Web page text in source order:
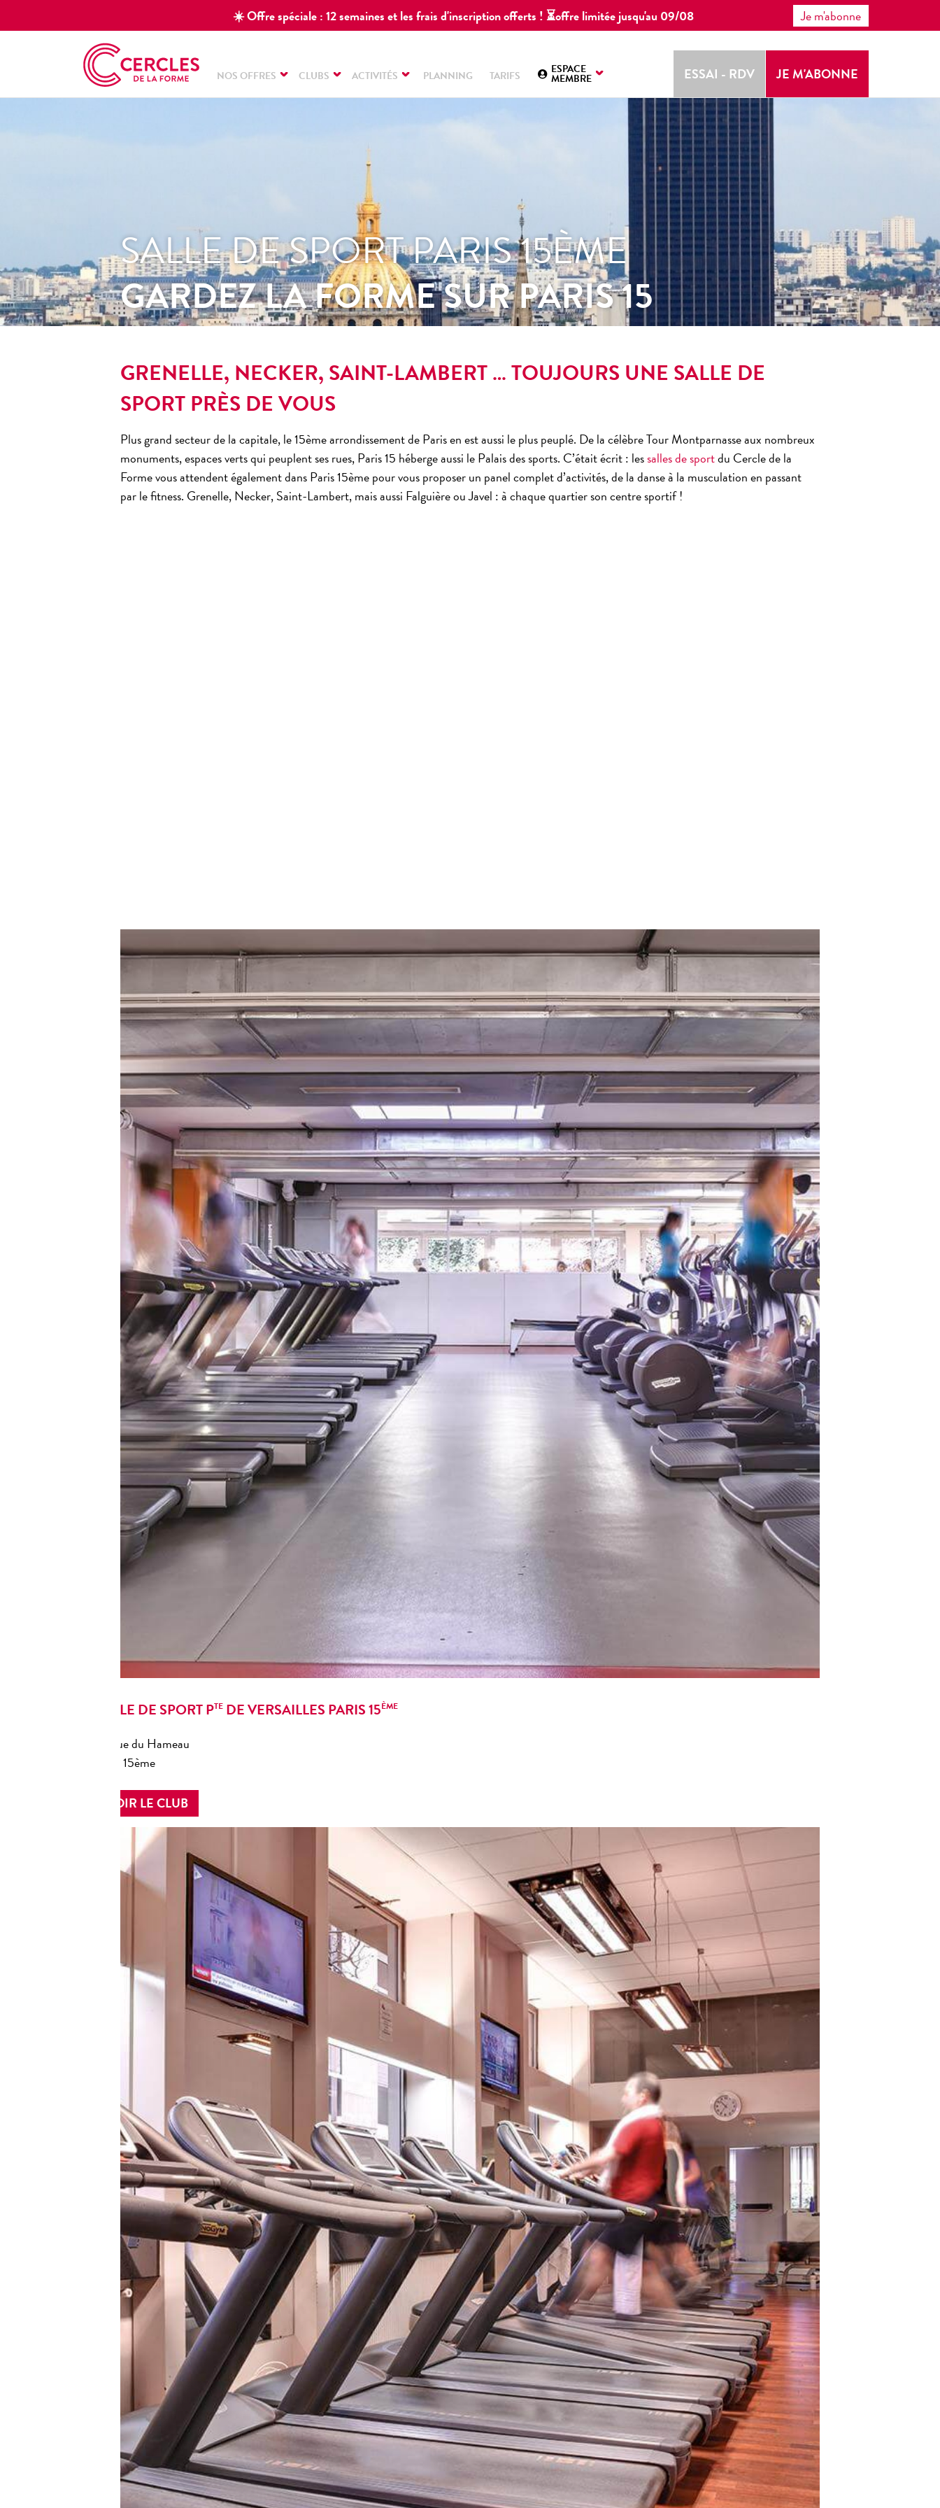
☀️ Offre spéciale : 12 semaines et les frais d'inscription offerts ! ⏳offre limitée jusqu'au 09/08 Je m'abonne
NOS OFFRES CLUBS ACTIVITÉS PLANNING TARIFS ESPACE
MEMBRE ESSAI - RDV JE M'ABONNE
SALLE DE SPORT PARIS 15ÈME
GARDEZ LA FORME SUR PARIS 15
GRENELLE, NECKER, SAINT-LAMBERT … TOUJOURS UNE SALLE DE
SPORT PRÈS DE VOUS
Plus grand secteur de la capitale, le15ème arrondissement de Parisen est aussi le plus peuplé. De la célèbre Tour Montparnasse aux nombreux
monuments, espaces verts qui peuplent ses rues,Paris 15 héberge aussi le Palais des sports. C’était écrit : lessalles de sportdu Cercle de la
Formevous attendent également dansParis 15èmepour vous proposer un panel complet d’activités, de la danse à la musculation en passant
par le fitness. Grenelle, Necker, Saint-Lambert, mais aussi Falguière ou Javel : à chaque quartier soncentre sportif!
SALLE DE SPORT PTE DE VERSAILLES PARIS 15ÈME
31, rue du Hameau
15ème
VOIR LE CLUB